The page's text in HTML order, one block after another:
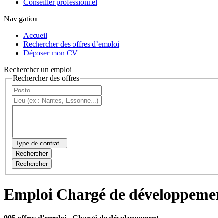
Conseiller professionnel
Navigation
Accueil
Rechercher des offres d’emploi
Déposer mon CV
Rechercher un emploi
Rechercher des offres
Type de contrat
Rechercher
Rechercher
Emploi Chargé de